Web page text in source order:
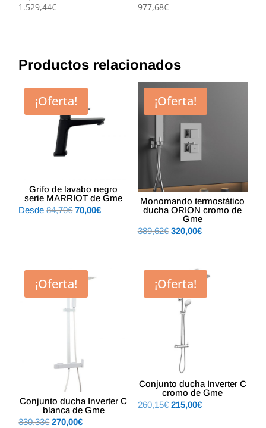
1.529,44€ 977,68€
Productos relacionados
¡Oferta!
Grifo de lavabo negro
serie MARRIOT de Gme
Desde 84,70€ El
84,70€.
70,00€El
¡Oferta!
Monomando termostático
ducha ORION cromo de
Gme
389,62€ El
389,62€.
320,00€El
es:
¡Oferta!
Conjunto ducha Inverter C
blanca de Gme
330,33€ El
270,00€El
¡Oferta!
Conjunto ducha Inverter C
cromo de Gme
260,15€ El
215,00€El